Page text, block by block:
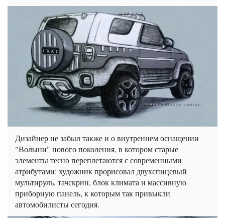
Дизайнер не забыл также и о внутреннем оснащении
"Волыни" нового поколения, в котором старые
элементы тесно переплетаются с современными
атрибутами: художник прорисовал двухспицевый
мультируль, тачскрин, блок климата и массивную
приборную панель, к которым так привыкли
автомобилисты сегодня.